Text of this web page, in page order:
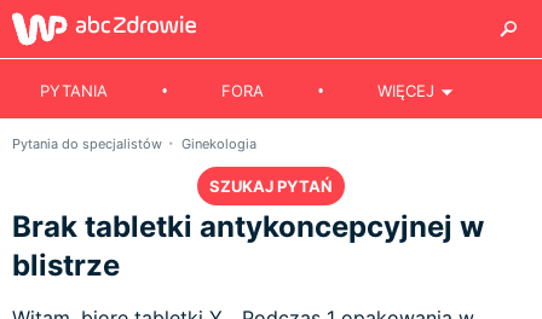
PYTANIA FORA WIĘCEJ
Pytania do specjalistów Ginekologia
SZUKAJ PYTAŃ
Brak tabletki antykoncepcyjnej w
blistrze